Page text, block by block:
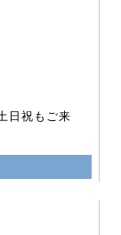
日祝もご来